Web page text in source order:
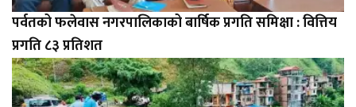
पर्वतको फलेवास नगरपालिकाको बार्षिक प्रगति समिक्षा : वित्तिय
प्रगति ८३ प्रतिशत